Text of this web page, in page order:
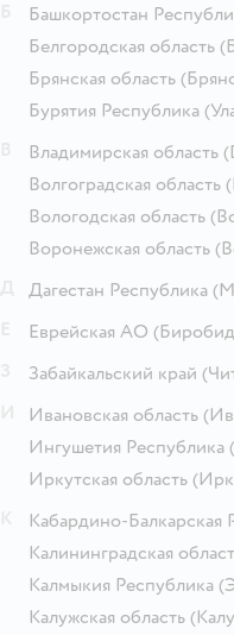
Башкортостан
Белгородская область
Брянская область
Бурятия Республика
Владимирская область
Волгоградская область
Вологодская область
Воронежская область
Дагестан Республика
Еврейская АО
Забайкальский край
Ивановская область
Ингушетия Республика
Иркутская область
Кабардино-Балкарская
Калининградская
Калмыкия Республика
Калужская область